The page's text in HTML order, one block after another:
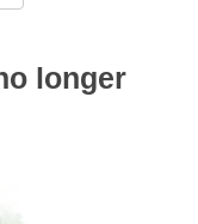
longer